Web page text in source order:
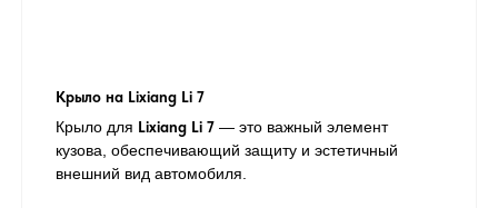
Крыло на Lixiang Li 7
Крыло для Lixiang Li 7 — это важный элемент
кузова, обеспечивающий защиту и эстетичный
внешний вид автомобиля.